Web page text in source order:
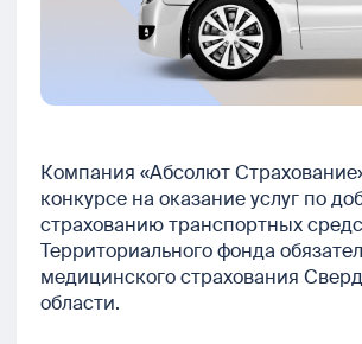
Компания «Абсолют
конкурсе на оказание услуг по
страхованию транспортных
Территориального фонда
медицинского страхования
области.